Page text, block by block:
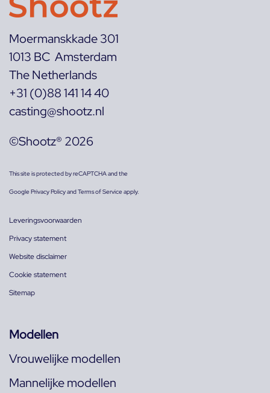
Moermanskkade 301
1013 BC Amsterdam
The Netherlands
+31 (0)88 141 14 40
casting@shootz.nl
©Shootz® 2026
This site is protected by reCAPTCHA and the
GooglePrivacy PolicyandTerms of Serviceapply.
Leveringsvoorwaarden
Privacy statement
Website disclaimer
Cookie statement
Sitemap
Modellen
Vrouwelijke modellen
Mannelijke modellen